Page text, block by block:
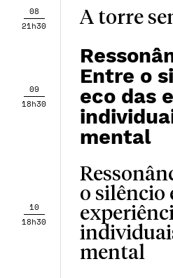
08
21h30
A torre
09
18h30
Entre o
eco das
mental
10
18h30
o silêncio
mental